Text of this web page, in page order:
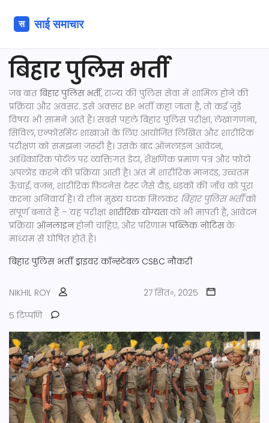
बिहार पुलिस भर्ती
जब बात बिहार पुलिस भर्ती,राज्य की पुलिस सेवा में शामिल होने की
प्रक्रिया और अवसर. इसे अक्सर BP भर्तीकहा जाता है, तो कई जुड़े
विषय भी सामने आते हैं। सबसे पहलेबिहार पुलिस परीक्षा,लेखागणना,
सिविल, एन्फोर्समेंट शाखाओं के लिए आयोजित लिखित और शारीरिक
परीक्षणको समझना जरूरी है। उसके बाद ऑनलाइन आवेदन,
आधिकारिक पोर्टल पर व्यक्तिगत डेटा, शैक्षणिक प्रमाण पत्र और फोटो
अपलोड करने की प्रक्रिया आती है। अंत में शारीरिक मानदंड, उच्चतम
ऊँचाई, वजन, शारीरिक फिटनेस टेस्ट जैसे दौड़, धड़कों की जाँचको पूरा
करना अनिवार्य है। ये तीन मुख्य घटक मिलकर बिहार पुलिस भर्तीको
संपूर्ण बनाते हैं – यह परीक्षा शारीरिक योग्यताको भी मापती है, आवेदन
प्रक्रिया ऑनलाइनहोनी चाहिए, और परिणामपब्लिक नोटिसके
माध्यम से घोषित होते हैं।
बिहार पुलिस भर्ती ड्राइवर कॉन्स्टेबल CSBC नौकरी
NIKHIL ROY
27 सित॰, 2025
5 टिप्पणि